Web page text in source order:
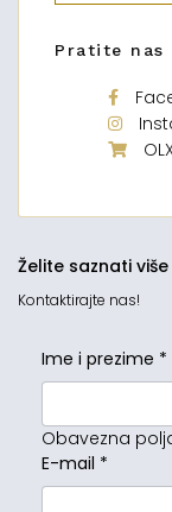
Pratite nas
Želite saznati
Kontaktirajte nas!
Ime i prezime *
Obavezna
E-mail *